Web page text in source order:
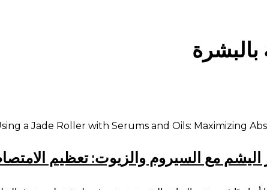
بالبشرة
مع السيروم والزيوت: تعظيم